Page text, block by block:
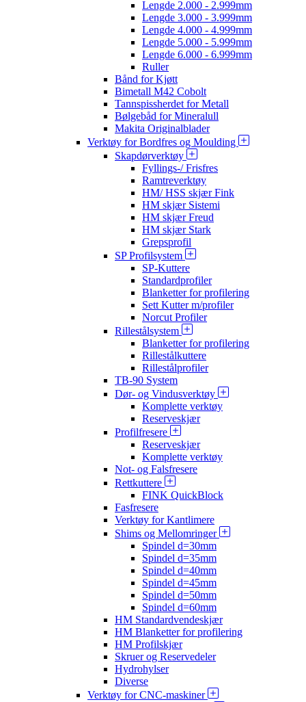
Lengde 2.000 - 2.999mm
Lengde 3.000 - 3.999mm
Lengde 4.000 - 4.999mm
Lengde 5.000 - 5.999mm
Lengde 6.000 - 6.999mm
Ruller
Bånd for Kjøtt
Bimetall M42 Cobolt
Tannspissherdet for Metall
Bølgebåd for Mineralull
Makita Originalblader
Verktøy for Bordfres og Moulding
Skapdørverktøy
Fyllings-/ Frisfres
Ramtreverktøy
HM/ HSS skjær Fink
HM skjær Sistemi
HM skjær Freud
HM skjær Stark
Grepsprofil
SP Profilsystem
SP-Kuttere
Standardprofiler
Blanketter for profilering
Sett Kutter m/profiler
Norcut Profiler
Rillestålsystem
Blanketter for profilering
Rillestålkuttere
Rillestålprofiler
TB-90 System
Dør- og Vindusverktøy
Komplette verktøy
Reserveskjær
Profilfresere
Reserveskjær
Komplette verktøy
Not- og Falsfresere
Rettkuttere
FINK QuickBlock
Fasfresere
Verktøy for Kantlimere
Shims og Mellomringer
Spindel d=30mm
Spindel d=35mm
Spindel d=40mm
Spindel d=45mm
Spindel d=50mm
Spindel d=60mm
HM Standardvendeskjær
HM Blanketter for profilering
HM Profilskjær
Skruer og Reservedeler
Hydrohylser
Diverse
Verktøy for CNC-maskiner